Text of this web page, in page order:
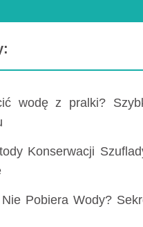
wodę z pralki?
Konserwacji
Pobiera Wody?